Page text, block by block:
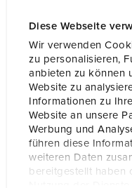
Diese Webseite
Wir verwenden
zu personalisieren,
anbieten zu können
Website zu
Informationen zu
Website an unsere
Werbung und
führen diese
weiteren Daten
bereitgestellt haben
Plaque de montage
Métal
IP44